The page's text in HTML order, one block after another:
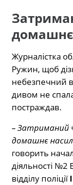
домашнє
Журналістка
Ружин, щоб
небезпечний
дивом не
постраждав.
– Затриманий
домашнє
говорить
діяльності №2
відділу поліції